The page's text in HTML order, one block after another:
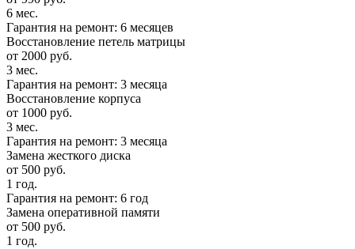
6 мес.
Гарантия на ремонт: 6 месяцев
Восстановление петель матрицы
от 2000 руб.
3 мес.
Гарантия на ремонт: 3 месяца
Восстановление корпуса
от 1000 руб.
3 мес.
Гарантия на ремонт: 3 месяца
Замена жесткого диска
от 500 руб.
1 год.
Гарантия на ремонт: 6 год
Замена оперативной памяти
от 500 руб.
1 год.